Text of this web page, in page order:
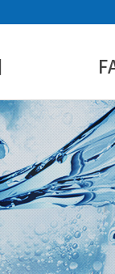
FAQ
비디오
뉴스&공지